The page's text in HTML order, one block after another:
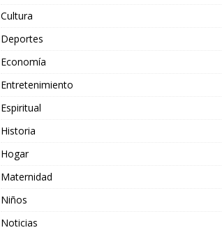
Cultura
Deportes
Economía
Entretenimiento
Espiritual
Historia
Hogar
Maternidad
Niños
Noticias